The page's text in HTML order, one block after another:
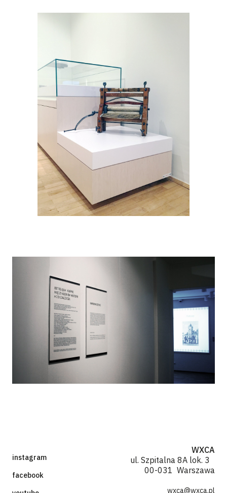
instagram
facebook
WXCA
ul. Szpitalna 8A lok. 3
00-031 Warszawa
wxca@wxca.pl